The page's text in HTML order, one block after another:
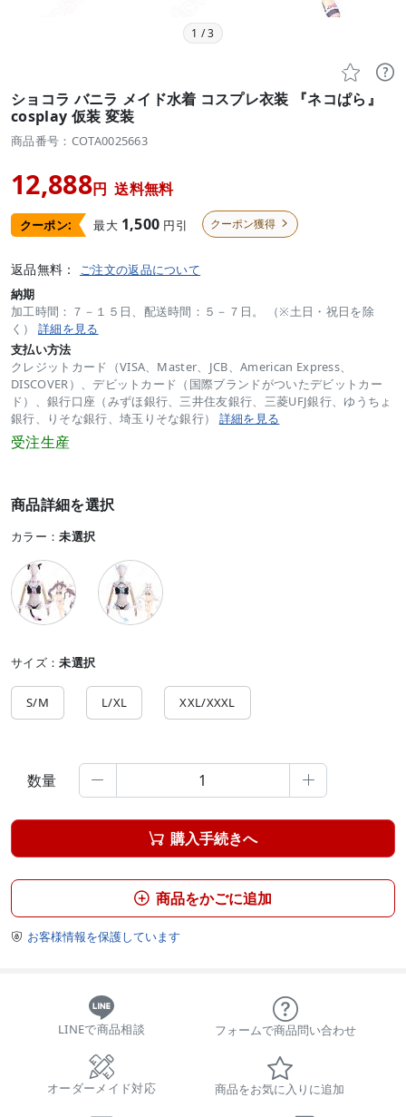
1 /3
 
ショコラ バニラ メイド水着 コスプレ衣装 『ネコぱら』
cosplay 仮装 変装
商品番号：COTA0025663
12,888円 送料無料
クーポン: 最大 1,500 円引 クーポン獲得 
返品無料： ご注文の返品について
納期
加工時間：７－１５日、配送時間：５－７日。 （※土日・祝日を除
く） 詳細を見る
支払い方法
クレジットカード（VISA、Master、JCB、American Express、
DISCOVER）、デビットカード（国際ブランドがついたデビットカー
ド）、銀行口座（みずほ銀行、三井住友銀行、三菱UFJ銀行、ゆうちょ
銀行、りそな銀行、埼玉りそな銀行） 詳細を見る
受注生産
商品詳細を選択
カラー：未選択
サイズ：未選択
S/M L/XL XXL/XXXL
数量  
 購入手続きへ
 商品をかごに追加
 お客様情報を保護しています
LINEで商品相談 フォームで商品問い合わせ
オーダーメイド対応 商品をお気に入りに追加